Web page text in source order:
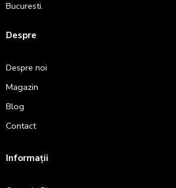
Bucuresti.
Despre
Despre noi
Magazin
Blog
Contact
Informații